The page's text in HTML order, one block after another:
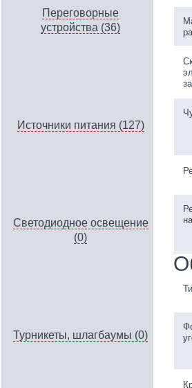
Переговорные
устройства (36)
Источники питания (127)
Светодиодное освещение
(0)
Турникеты, шлагбаумы (0)